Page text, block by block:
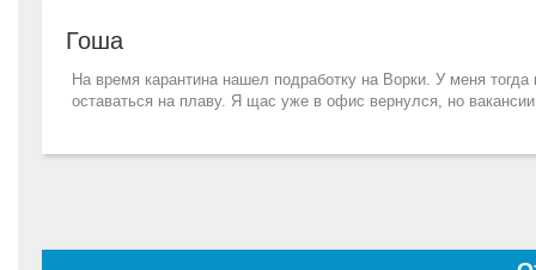
Гоша
На время карантина нашел подработку на Ворки. У меня
оставаться на плаву. Я щас уже в офис вернулся, но